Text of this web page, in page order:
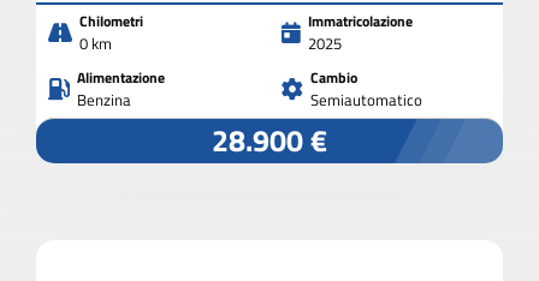
Chilometri
0 km
Immatricolazione
2025
Alimentazione
Benzina
Cambio
Semiautomatico
28.900 €